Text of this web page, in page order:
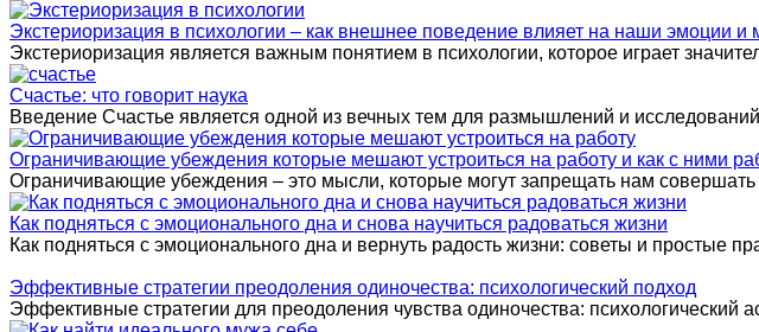
Экстериоризация в психологии – как внешнее поведение влияет на наши эмоции и
Экстериоризация является важным понятием в психологии, которое играет
Счастье: что говорит наука
Введение Счастье является одной из вечных тем для размышлений и
Ограничивающие убеждения которые мешают устроиться на работу и как с ними
Ограничивающие убеждения – это мысли, которые могут запрещать нам
Как подняться с эмоционального дна и снова научиться радоваться жизни
Как подняться с эмоционального дна и вернуть радость жизни: советы и простые
Эффективные стратегии преодоления одиночества: психологический подход
Эффективные стратегии для преодоления чувства одиночества: психологический